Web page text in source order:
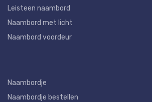
Leisteen naambord
Naambord met licht
Naambord voordeur
Naambordje
Naambordje bestellen